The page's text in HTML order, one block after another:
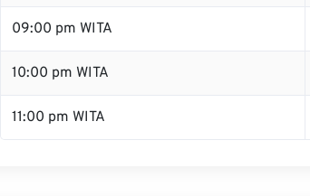
09:00 pm WITA
10:00 pm WITA
11:00 pm WITA